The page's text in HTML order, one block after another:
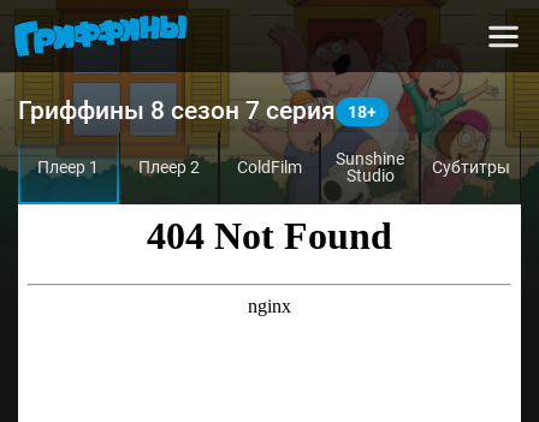
Гриффины 8 сезон 7 серия
Плеер 1 Плеер 2 ColdFilm
Sunshine
Studio
Субтитры